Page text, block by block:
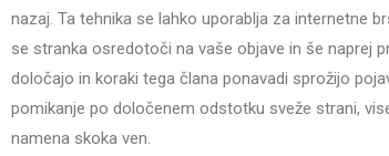
nazaj. Ta tehnika se lahko uporablja za internetne
se stranka osredotoči na vaše objave in še naprej
določajo in koraki tega člana ponavadi sprožijo
pomikanje po določenem odstotku sveže strani,
namena skoka ven.